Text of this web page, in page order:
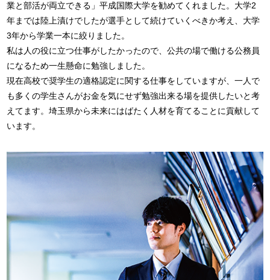
業と部活が両立できる」平成国際大学を勧めてくれました。大学2
年までは陸上漬けでしたが選手として続けていくべきか考え、大学
3年から学業一本に絞りました。
私は人の役に立つ仕事がしたかったので、公共の場で働ける公務員
になるため一生懸命に勉強しました。
現在高校で奨学生の適格認定に関する仕事をしていますが、一人で
も多くの学生さんがお金を気にせず勉強出来る場を提供したいと考
えてます。埼玉県から未来にはばたく人材を育てることに貢献して
います。